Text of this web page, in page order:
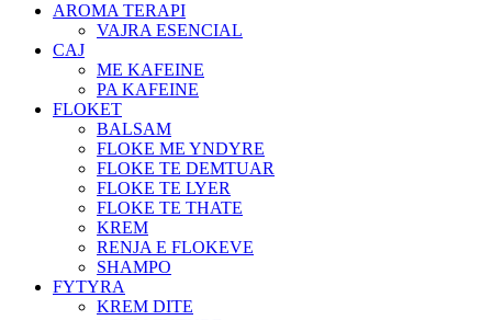
AROMA TERAPI
VAJRA ESENCIAL
CAJ
ME KAFEINE
PA KAFEINE
FLOKET
BALSAM
FLOKE ME YNDYRE
FLOKE TE DEMTUAR
FLOKE TE LYER
FLOKE TE THATE
KREM
RENJA E FLOKEVE
SHAMPO
FYTYRA
KREM DITE